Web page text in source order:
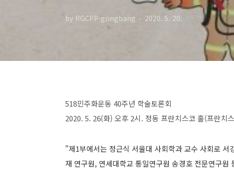
by RGCPP-gongbang 2020. 5. 20.
518민주화운동 40주년 학술토론회
2020. 5. 26(화) 오후 2시. 정동 프란치스코 홀(프란치
"제1부에서는 정근식 서울대 사회학과 교수 사회로
재 연구원, 연세대학교 통일연구원 송경호 전문연구